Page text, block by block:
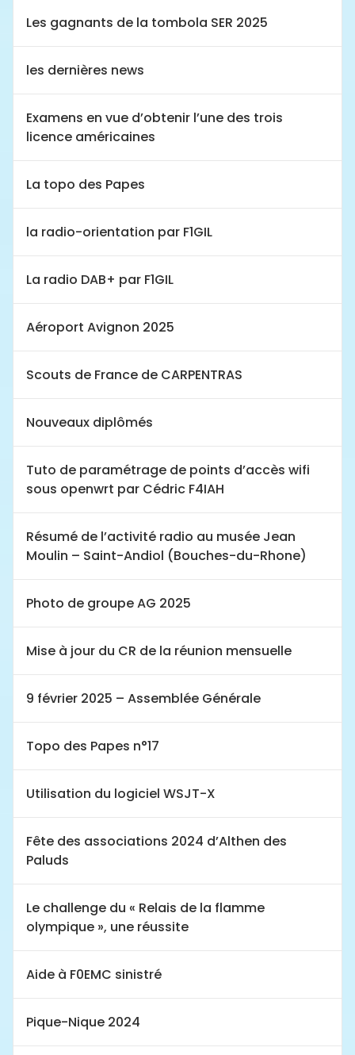
Les gagnants de la tombola SER 2025
les dernières news
Examens en vue d’obtenir l’une des trois
licence américaines
La topo des Papes
la radio-orientation par F1GIL
La radio DAB+ par F1GIL
Aéroport Avignon 2025
Scouts de France de CARPENTRAS
Nouveaux diplômés
Tuto de paramétrage de points d’accès wifi
sous openwrt par Cédric F4IAH
Résumé de l’activité radio au musée Jean
Moulin – Saint-Andiol (Bouches-du-Rhone)
Photo de groupe AG 2025
Mise à jour du CR de la réunion mensuelle
9 février 2025 – Assemblée Générale
Topo des Papes n°17
Utilisation du logiciel WSJT-X
Fête des associations 2024 d’Althen des
Paluds
Le challenge du « Relais de la flamme
olympique », une réussite
Aide à F0EMC sinistré
Pique-Nique 2024